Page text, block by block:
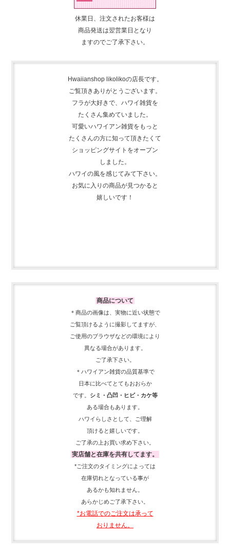
休業日、注文されたお客様は
商品発送は翌営業日となり
ますのでご了承下さい。
Hwaiianshop likolikoの店長です。
ご覧頂きありがとうございます。
フラが大好きで、 ハワイ雑貨を
たくさん集めていました。
可愛いハワイアン雑貨をもっと
たくさんの方に知って頂きたくて
ショッピングサイトをオープン
しました。
ハワイの風を感じてみて下さい。
お気に入りの商品が見つかると
嬉しいです！
商品について
＊商品の画像は、実物に近い状態で
ご覧頂けるように撮影してますが、
ご使用のブラウザなどの環境により
異なる場合があります。
ご了承下さい。
＊ハワイアン雑貨の品質基準で
日本に比べてとてもおおらか
です。
シミ・凸凹・ヒビ・カケ等
ある場合もあります。
ハワイらしさとして、
ご理解
頂ける と嬉しいです。
ご了承の上お買い求め下さい。
実店舗と在庫を共有してます。
*ご注文のタイミングによっては
在庫切れとなっている事が
あるかも知れません。
あらかじめご了承下さい。
*お電話でのご注文は承って
おりません。